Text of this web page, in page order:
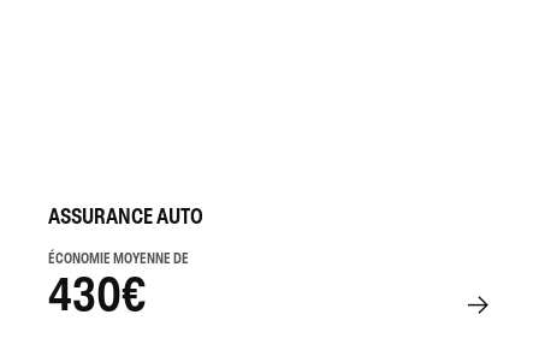
ASSURANCE AUTO
ÉCONOMIE MOYENNE DE
430€